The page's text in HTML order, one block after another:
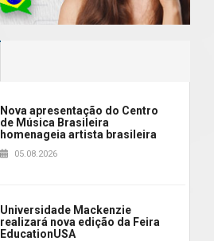
Nova apresentação do Centro
de Música Brasileira
homenageia artista brasileira
05.08.2026
Universidade Mackenzie
realizará nova edição da Feira
EducationUSA